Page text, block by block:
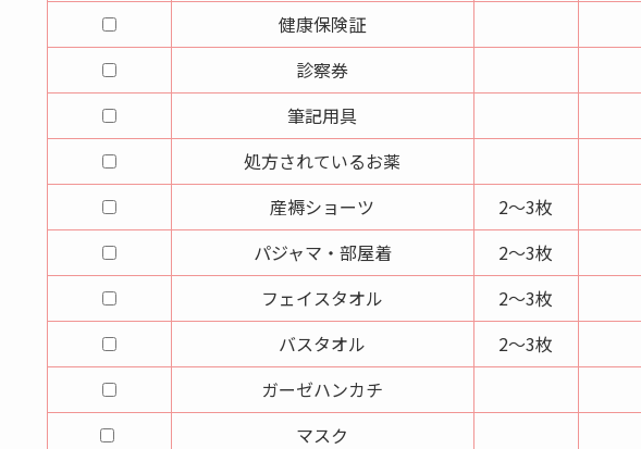
健康保険証
診察券
筆記用具
処方されているお薬
産褥ショーツ
2～3枚
パジャマ・部屋着
2～3枚
フェイスタオル
2～3枚
バスタオル
2～3枚
ガーゼハンカチ
マスク